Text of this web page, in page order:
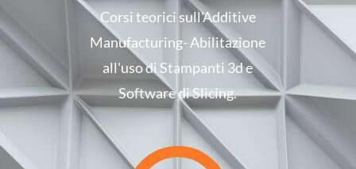
Corsi teorici sull'Additive
Manufacturing- Abilitazione
all'uso di Stampanti 3d e
Software di Slicing.